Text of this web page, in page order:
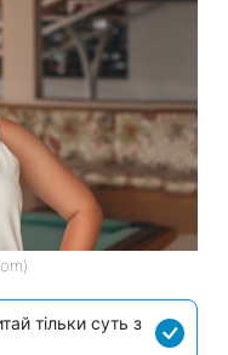
тільки суть з